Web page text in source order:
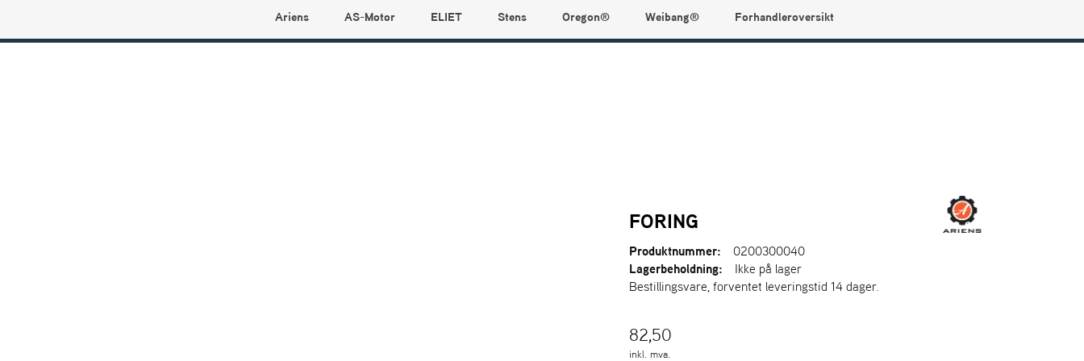
Min side
Ariens AS-Motor ELIET Stens Oregon® Weibang® Forhandleroversikt
FORING
Produktnummer:
0200300040
Lagerbeholdning:
Ikke på lager
Bestillingsvare, forventet leveringstid 14 dager.
82,50
inkl. mva.